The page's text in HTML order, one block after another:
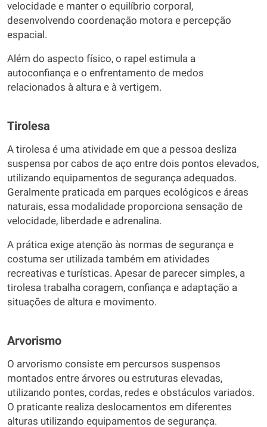
velocidade e manter o equilíbrio corporal,
desenvolvendo coordenação motora e percepção
espacial.
Além do aspecto físico, o rapel estimula a
autoconfiança e o enfrentamento de medos
relacionados à altura e à vertigem.
Tirolesa
A tirolesa é uma atividade em que a pessoa desliza
suspensa por cabos de aço entre dois pontos elevados,
utilizando equipamentos de segurança adequados.
Geralmente praticada em parques ecológicos e áreas
naturais, essa modalidade proporciona sensação de
velocidade, liberdade e adrenalina.
A prática exige atenção às normas de segurança e
costuma ser utilizada também em atividades
recreativas e turísticas. Apesar de parecer simples, a
tirolesa trabalha coragem, confiança e adaptação a
situações de altura e movimento.
Arvorismo
O arvorismo consiste em percursos suspensos
montados entre árvores ou estruturas elevadas,
utilizando pontes, cordas, redes e obstáculos variados.
O praticante realiza deslocamentos em diferentes
alturas utilizando equipamentos de segurança.